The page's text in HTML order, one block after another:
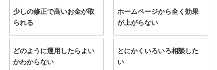
少しの修正で高いお金が取
られる
ホームページから全く効果
が上がらない
どのように運用したらよい
かわからない
とにかくいろいろ相談した
い